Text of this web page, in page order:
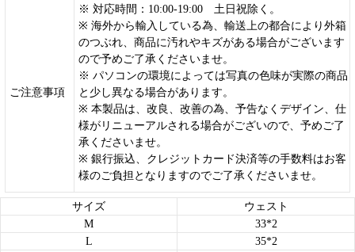
ご注意事項
※ 対応時間：10:00-19:00 土日祝除く。
※ 海外から輸入している為、輸送上の都合により外箱
のつぶれ、商品に汚れやキズがある場合がございます
ので予めご了承くださいませ。
※ パソコンの環境によっては写真の色味が実際の商品
と少し異なる場合があります。
※ 本製品は、改良、改善の為、予告なくデザイン、仕
様がリニューアルされる場合がございので、予めご了
承くださいませ。
※ 銀行振込、クレジットカード決済等の手数料はお客
様のご負担となりますのでご了承くださいませ。
サイズ
ウェスト
M
33*2
L
35*2